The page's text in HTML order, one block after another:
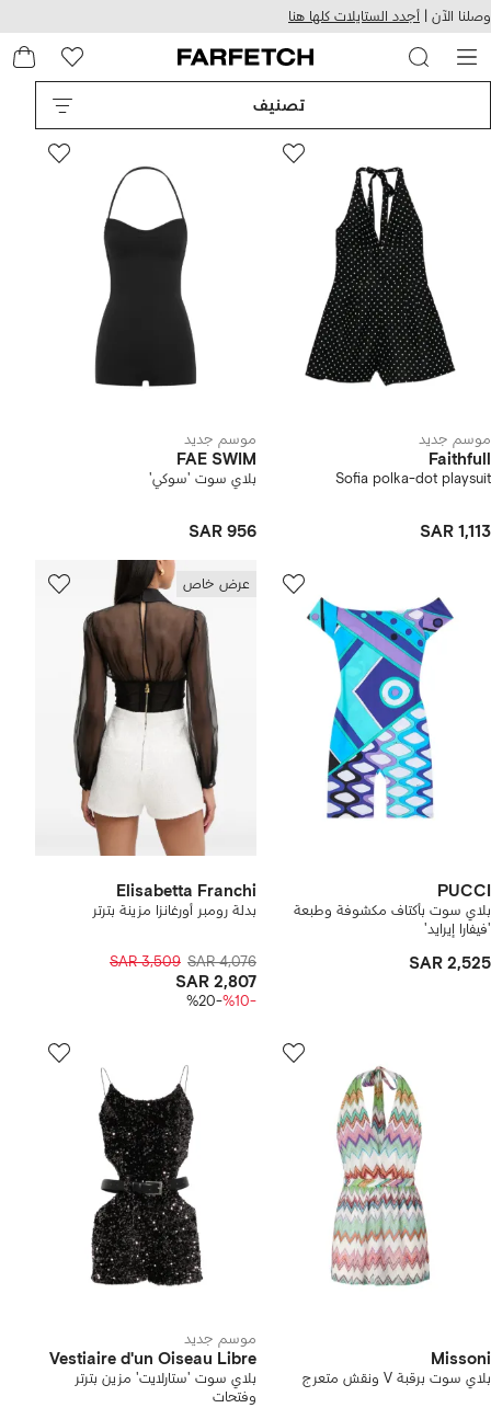
التخطي
للمحتوى
الرئيسي
وصلنا الآن | أجدد الستايلات كلها هنا
تصنيف
موسم جديد
Faithfull
Sofia polka-dot playsuit
SAR 1,113
موسم جديد
FAE SWIM
بلاي سوت 'سوكي'
SAR 956
PUCCI
بلاي سوت بأكتاف مكشوفة وطبعة
'فيفارا إيرايد'
SAR 2,525
عرض خاص
Elisabetta Franchi
بدلة رومبر أورغانزا مزينة بترتر
SAR 4,076
SAR 3,509
SAR 2,807
-%10
-%20
Missoni
بلاي سوت برقبة V ونقش متعرج
موسم جديد
Vestiaire d'un Oiseau Libre
بلاي سوت 'ستارلايت' مزين بترتر
وفتحات